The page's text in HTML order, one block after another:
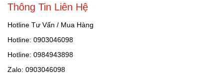
Thông Tin Liên Hệ
Hotline Tư Vấn / Mua Hàng
Hotline: 0903046098
Hotline: 0984943898
Zalo: 0903046098